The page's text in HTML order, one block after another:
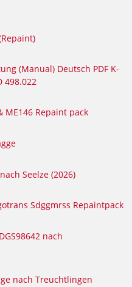
(Manual) Deutsch PDF K-
498.022
ME146 Repaint pack
Seelze (2026)
Sdggmrss Repaintpack
nach
nach Treuchtlingen